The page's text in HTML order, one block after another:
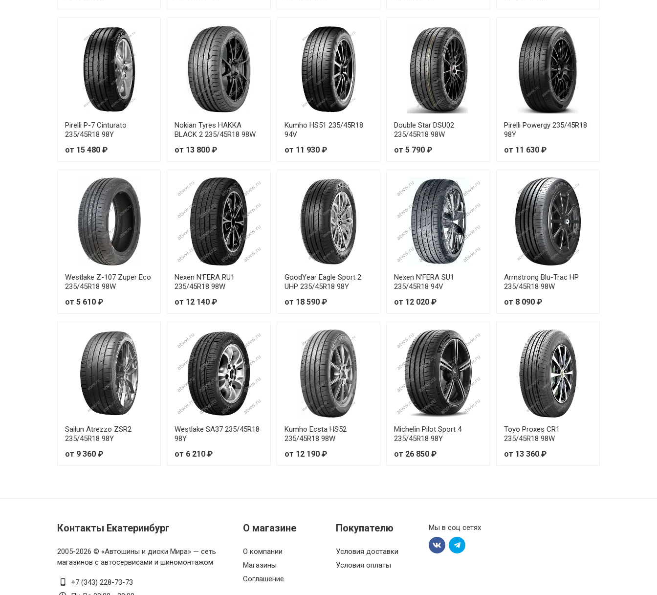
Pirelli P-7 Cinturato
235/45R18 98Y
от 15 480 ₽
Nokian Tyres HAKKA
BLACK 2 235/45R18 98W
от 13 800 ₽
Kumho HS51 235/45R18
94V
от 11 930 ₽
Double Star DSU02
235/45R18 98W
от 5 790 ₽
Pirelli Powergy 235/45R18
98Y
от 11 630 ₽
Westlake Z-107 Zuper Eco
235/45R18 98W
от 5 610 ₽
Nexen N'FERA RU1
235/45R18 98W
от 12 140 ₽
GoodYear Eagle Sport 2
UHP 235/45R18 98Y
от 18 590 ₽
Nexen N'FERA SU1
235/45R18 94V
от 12 020 ₽
Armstrong Blu-Trac HP
235/45R18 98W
от 8 090 ₽
Sailun Atrezzo ZSR2
235/45R18 98Y
от 9 360 ₽
Westlake SA37 235/45R18
98Y
от 6 210 ₽
Kumho Ecsta HS52
235/45R18 98W
от 12 190 ₽
Michelin Pilot Sport 4
235/45R18 98Y
от 26 850 ₽
Toyo Proxes CR1
235/45R18 98W
от 13 360 ₽
Контакты Екатеринбург
2005-2026 © «Автошины и диски Мира» — сеть
магазинов с автосервисами и шиномонтажом
+7 (343) 228-73-73
О магазине
О компании
Магазины
Соглашение
Покупателю
Условия доставки
Условия оплаты
Мы в соц сетях